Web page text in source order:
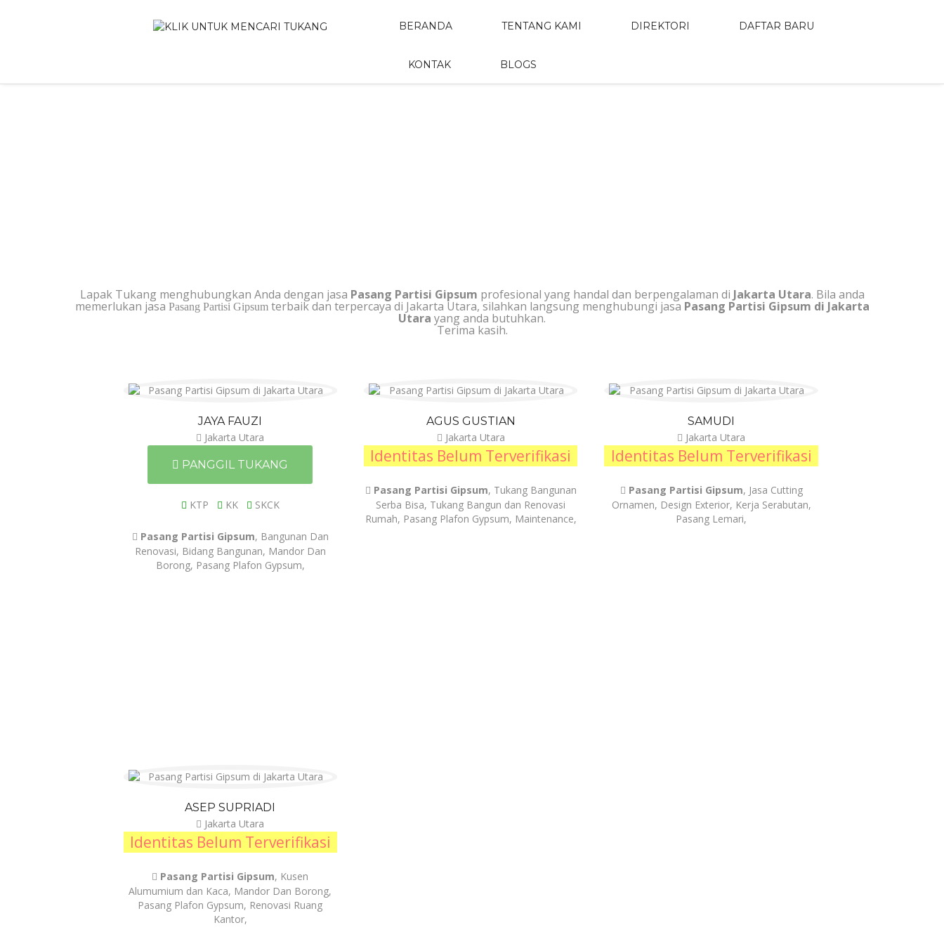
BERANDA TENTANG KAMI DIREKTORI DAFTAR BARU
KONTAK BLOGS
Lapak Tukang menghubungkan Anda dengan jasa Pasang Partisi Gipsum profesional yang handal dan berpengalaman di Jakarta Utara. Bila anda
memerlukan jasa Pasang Partisi Gipsumterbaik dan terpercaya di Jakarta Utara, silahkan langsung menghubungi jasa Pasang Partisi Gipsum di Jakarta
Utara yang anda butuhkan.
Terima kasih.
JAYA FAUZI
Jakarta Utara
PANGGIL TUKANG
KTP KK SKCK
Pasang Partisi Gipsum, Bangunan Dan
Renovasi, Bidang Bangunan, Mandor Dan
Borong, Pasang Plafon Gypsum,
AGUS GUSTIAN
Jakarta Utara
Identitas Belum Terverifikasi
Pasang Partisi Gipsum, Tukang Bangunan
Serba Bisa, Tukang Bangun dan Renovasi
Rumah, Pasang Plafon Gypsum, Maintenance,
SAMUDI
Jakarta Utara
Identitas Belum Terverifikasi
Pasang Partisi Gipsum, Jasa Cutting
Ornamen, Design Exterior, Kerja Serabutan,
Pasang Lemari,
ASEP SUPRIADI
Jakarta Utara
Identitas Belum Terverifikasi
Pasang Partisi Gipsum, Kusen
Alumumium dan Kaca, Mandor Dan Borong,
Pasang Plafon Gypsum, Renovasi Ruang
Kantor,